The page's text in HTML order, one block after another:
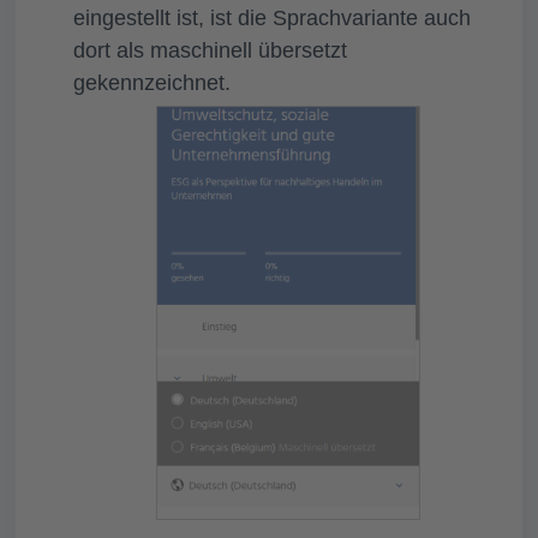
eingestellt ist, ist die Sprachvariante auch
dort als maschinell übersetzt
gekennzeichnet.